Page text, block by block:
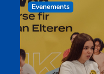
Evenements